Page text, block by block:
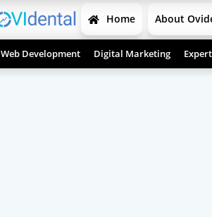
Home About
Web Development Digital Marketing